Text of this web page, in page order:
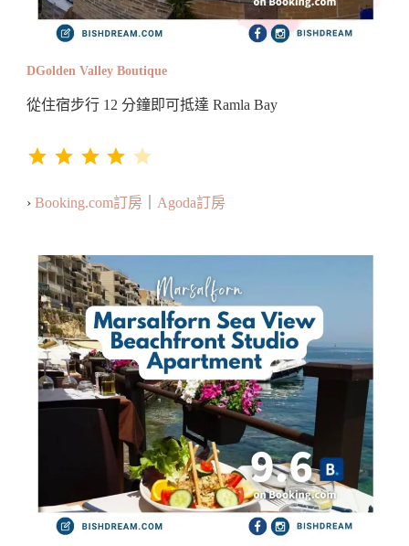
DGolden Valley Boutique
從住宿步行 12 分鐘即可抵達 Ramla Bay
› Booking.com訂房 Agoda訂房